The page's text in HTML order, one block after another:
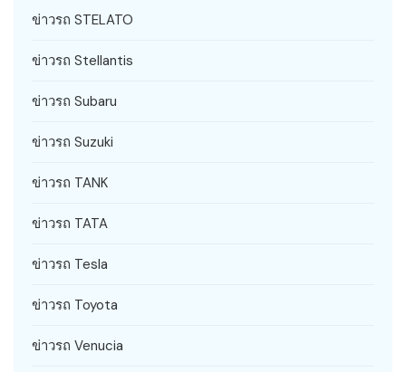
ข่าวรถ STELATO
ข่าวรถ Stellantis
ข่าวรถ Subaru
ข่าวรถ Suzuki
ข่าวรถ TANK
ข่าวรถ TATA
ข่าวรถ Tesla
ข่าวรถ Toyota
ข่าวรถ Venucia